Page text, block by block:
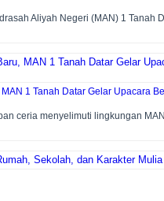
Aliyah Negeri (MAN) 1 Tanah
1 Tanah Datar Gelar Upacara
ceria menyelimuti lingkungan